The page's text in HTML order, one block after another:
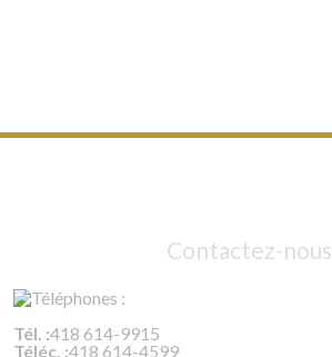
Contactez-nous
Tél. :418 614-9915
Téléc. :418 614-4599